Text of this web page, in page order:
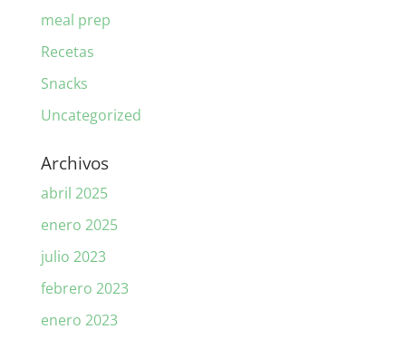
meal prep
Recetas
Snacks
Uncategorized
Archivos
abril 2025
enero 2025
julio 2023
febrero 2023
enero 2023